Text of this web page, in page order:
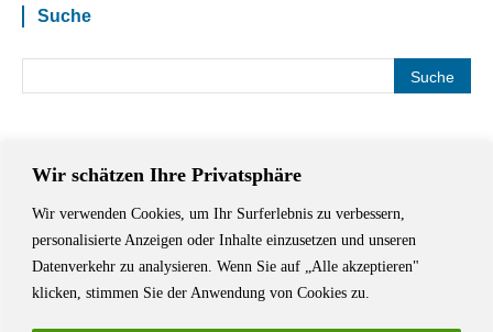
Wir schätzen Ihre Privatsphäre
Wir verwenden Cookies, um Ihr Surferlebnis zu verbessern,
personalisierte Anzeigen oder Inhalte einzusetzen und unseren
Datenverkehr zu analysieren. Wenn Sie auf „Alle akzeptieren"
klicken, stimmen Sie der Anwendung von Cookies zu.
Suche
Das Schriftstellerhaus ist ein beliebter Treffpunkt für Autorinnen und
Autoren aus Stuttgart und der Region sowie ein Veranstaltungsort für
Lesungen, Tagungen und Schreibwerkstätten.